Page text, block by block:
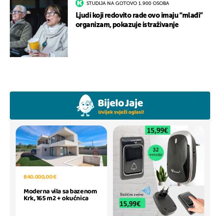
STUDIJA NA GOTOVO 1.900 OSOBA
Ljudi koji redovito rade ovo imaju “mlađi”
organizam, pokazuje istraživanje
840.000,00 €
Moderna vila sa bazenom
Krk, 165 m2 + okućnica